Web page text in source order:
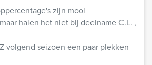
zijn mooi
halen het niet bij deelname C.L. ,
volgend seizoen een paar plekken